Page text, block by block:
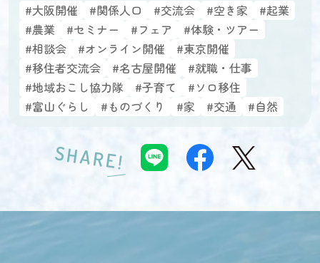
#大阪開催
#関係人口 #交流会 #空き家
#起業
#農業
#セミナー #フェア
#体験・ツアー
#相談会
#オンライン開催
#東京開催
#移住者交流会
#名古屋開催
#就職・仕事
#地域おこし協力隊
#子育て
#ソロ移住
#富山ぐらし
#ものづくり #家 #交通 #自然
SHARE!